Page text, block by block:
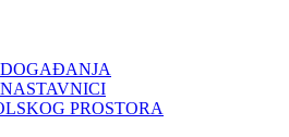
PROSTORA